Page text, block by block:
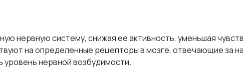
нервную систему, снижая ее активность, уменьшая
на определенные рецепторы в мозге, отвечающие за
уровень нервной возбудимости.